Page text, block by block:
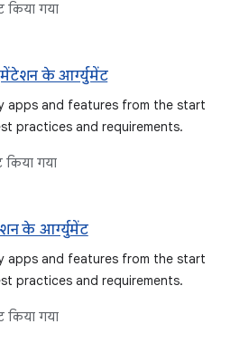
गया
के आर्ग्युमेंट
apps and features from the start
practices and requirements.
गया
के आर्ग्युमेंट
apps and features from the start
practices and requirements.
गया